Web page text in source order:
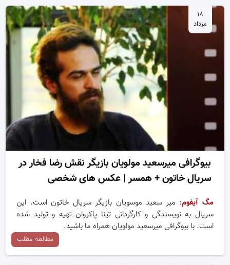
۱۸
مرداد
بیوگرافی میرسعید مولویان بازیگر نقش رضا فخار در
سریال خاتون + همسر | عکس های شخصی
مگ آیفوم: میر سعید موسویان بازیگر سریال خاتون است. این
سریال به نویسندگی و کارگردانی تینا پاکروان تهیه و تولید شده
است. با بیوگرافی میرسعید مولویان همراه ما باشید.
مطالعه مطلب